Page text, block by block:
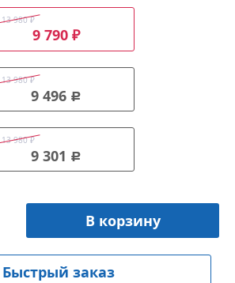
13 980₽
9 790 ₽
13 980₽
9 496 Р
13 980₽
9 301 Р
В корзину
Быстрый заказ